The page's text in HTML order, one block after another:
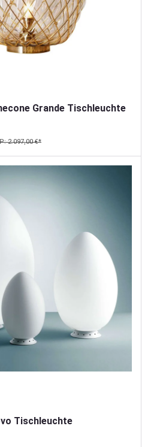
Grande Tischleuchte
2.097,00 €*
Tischleuchte